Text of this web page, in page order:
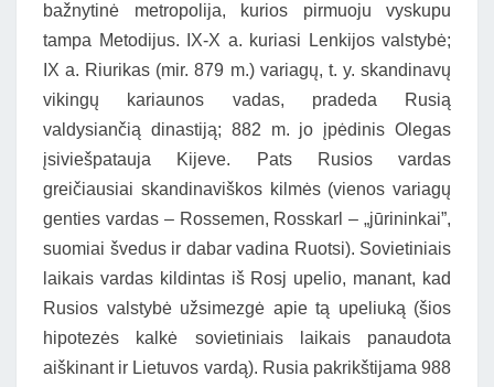
bažnytinė metropolija, kurios pirmuoju vyskupu
tampa Metodijus. IX-X a. kuriasi Lenkijos valstybė;
IX a. Riurikas (mir. 879 m.) variagų, t. y. skandinavų
vikingų kariaunos vadas, pradeda Rusią
valdysiančią dinastiją; 882 m. jo įpėdinis Olegas
įsiviešpatauja Kijeve. Pats Rusios vardas
greičiausiai skandinaviškos kilmės (vienos variagų
genties vardas – Rossemen, Rosskarl – „jūrininkai”,
suomiai švedus ir dabar vadina Ruotsi). Sovietiniais
laikais vardas kildintas iš Rosj upelio, manant, kad
Rusios valstybė užsimezgė apie tą upeliuką (šios
hipotezės kalkė sovietiniais laikais panaudota
aiškinant ir Lietuvos vardą). Rusia pakrikštijama 988